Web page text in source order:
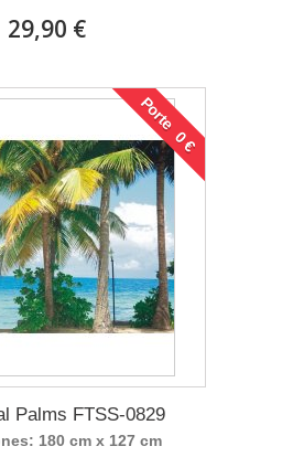
29,90 €
Porte 0 €
Palms FTSS-0829
180 cm x 127 cm